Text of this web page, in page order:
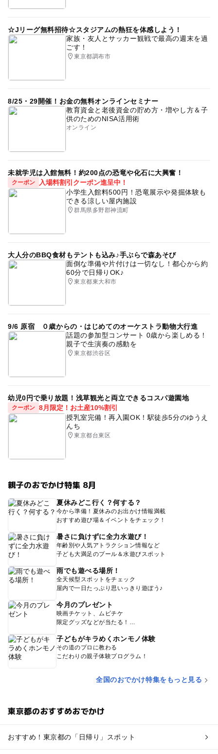
☆Jリーグ無料招待☆スタジアムの熱狂を体感しよう！
家族・友人とサッカー観戦で最高の週末を過
ごす！
東京都調布市
8/25・29開催！お金の無料オンラインセミナー
教育資金と老後資金の貯め方・増やし方＆子
供のためのNISA活用術
オンライン
未就学児は入館無料！約200点の恐竜や化石に大興奮！
クーポン
入場料割引クーポン進呈中！
小学生入館料500円！恐竜展示や発掘体験も
できる涼しい屋内施設
群馬県多野郡神流町
大人分のBBQ食材もテントも込み♪手ぶらで森あそび
面倒な準備や片付けは一切なし！都心から約
60分で日帰りOK♪
東京都東大和市
9/6 原宿 ０歳からの・はじめてのオーケストラ動物大行進
話題の参加型コンサート 0歳から楽しめる！
親子で生演奏の感動を
東京都渋谷区
幼児0円で乗り放題！浅草観光と両立できるコスパ遊園地
クーポン 8月限定！お土産10%割引
授乳室完備！再入園OK！駅徒歩5分のゆうえ
んち
東京都台東区
親子のおでかけ特集 8月
夏休みどこ行く？何する？
今から準備！夏休みのお出かけ情報満載
おすすめ遊び場＆イベントをチェック！
暑さに負けずに全力水遊び！
年齢別や人気アトラクション情報など
子ども大満足のプール＆水遊びスポット
雨でも遊べる場所！
全天候型スポットをチェック
屋内で一日たっぷり思いっきり遊ぼう♪
今月のプレゼント
映画チケット、ムビチケ
限定グッズなどが当たる！
子どもがキラめくホンモノ体験
その道のプロに教わる
こだわりの親子体験プログラム！
全国のおでかけ特集をもっと見る
東京都のおすすめおでかけ
おすすめ！東京都の「日帰り」スポット